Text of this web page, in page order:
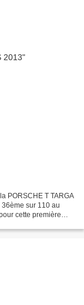
PORSCHE T TARGA
sur 110 au
cette première